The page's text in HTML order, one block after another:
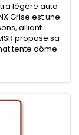
légère auto
Grise est une
alliant
propose sa
tente dôme
grâce